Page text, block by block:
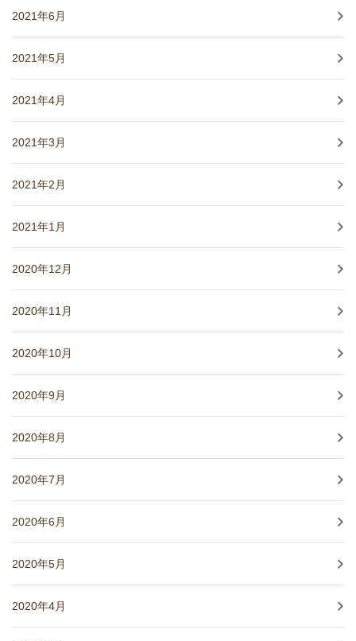
2021年6月
2021年5月
2021年4月
2021年3月
2021年2月
2021年1月
2020年12月
2020年11月
2020年10月
2020年9月
2020年8月
2020年7月
2020年6月
2020年5月
2020年4月